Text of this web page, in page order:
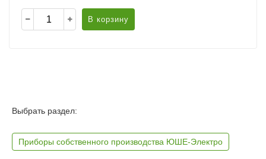
В корзину
Выбрать раздел:
Приборы собственного производства ЮШЕ-Электро